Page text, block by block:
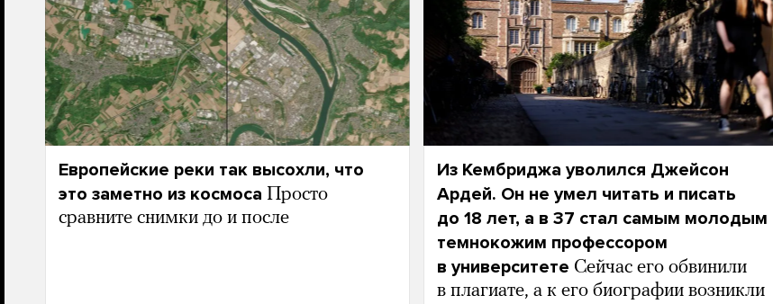
Европейские реки так высохли, что
это заметно из космоса Просто
сравните снимки до и после
Из Кембриджа уволился Джейсон
Ардей. Он не умел читать и писать
до 18 лет, а в 37 стал самым молодым
темнокожим профессором
в университете Сейчас его обвинили
в плагиате, а к его биографии возникли